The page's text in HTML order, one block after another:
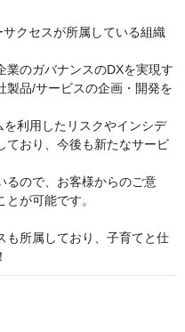
クセスが所属している組織
業のガバナンスのDXを実現す
製品/サービスの企画・開発を
利用したリスクやインシデ
ており、今後も新たなサービ
るので、お客様からのご意
が可能です。
も所属しており、子育てと仕